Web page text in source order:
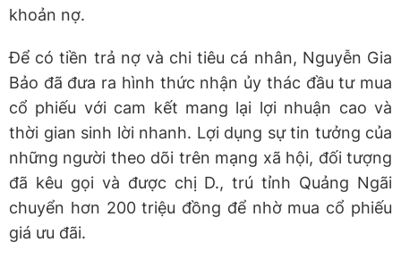
khoản nợ.
Để có tiền trả nợ và chi tiêu cá nhân, Nguyễn Gia
Bảo đã đưa ra hình thức nhận ủy thác đầu tư mua
cổ phiếu với cam kết mang lại lợi nhuận cao và
thời gian sinh lời nhanh. Lợi dụng sự tin tưởng của
những người theo dõi trên mạng xã hội, đối tượng
đã kêu gọi và được chị D., trú tỉnh Quảng Ngãi
chuyển hơn 200 triệu đồng để nhờ mua cổ phiếu
giá ưu đãi.